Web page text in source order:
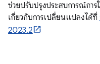
ช่วยปรับปรุงประสบการณ์การ
เกี่ยวกับการเปลี่ยนแปลงได้ที่
2023.2